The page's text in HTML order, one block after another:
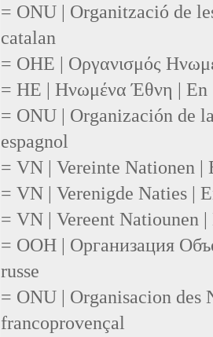
= ONU | Organització de
catalan
= ΟΗΕ | Οργανισμός
= ΗΕ | Ηνωμένα Έθνη | En
= ONU | Organización de
espagnol
= VN | Vereinte Nationen |
= VN | Verenigde Naties |
= VN | Vereent Natiounen
= ООН | Организация
russe
= ONU | Organisacion des
francoprovençal